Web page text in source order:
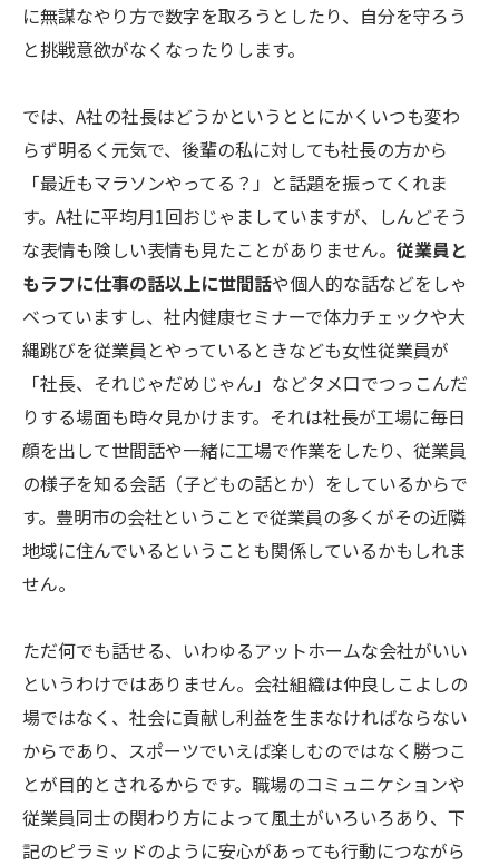
に無謀なやり方で数字を取ろうとしたり、自分を守ろう
と挑戦意欲がなくなったりします。
では、A社の社長はどうかというととにかくいつも変わ
らず明るく元気で、後輩の私に対しても社長の方から
「最近もマラソンやってる？」と話題を振ってくれま
す。A社に平均月1回おじゃましていますが、しんどそう
な表情も険しい表情も見たことがありません。 従業員と
もラフに仕事の話以上に世間話や個人的な話などをしゃ
べっていますし、社内健康セミナーで体力チェックや大
縄跳びを従業員とやっているときなども女性従業員が
「社長、それじゃだめじゃん」などタメ口でつっこんだ
りする場面も時々見かけます。それは社長が工場に毎日
顔を出して世間話や一緒に工場で作業をしたり、従業員
の様子を知る会話（子どもの話とか）をしているからで
す。豊明市の会社ということで従業員の多くがその近隣
地域に住んでいるということも関係しているかもしれま
せん。
ただ何でも話せる、いわゆるアットホームな会社がいい
というわけではありません。会社組織は仲良しこよしの
場ではなく、社会に貢献し利益を生まなければならない
からであり、スポーツでいえば楽しむのではなく勝つこ
とが目的とされるからです。職場のコミュニケションや
従業員同士の関わり方によって風土がいろいろあり、下
記のピラミッドのように安心があっても行動につながら